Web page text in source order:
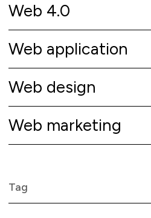
Web 4.0
Web application
Web design
Web marketing
Tag